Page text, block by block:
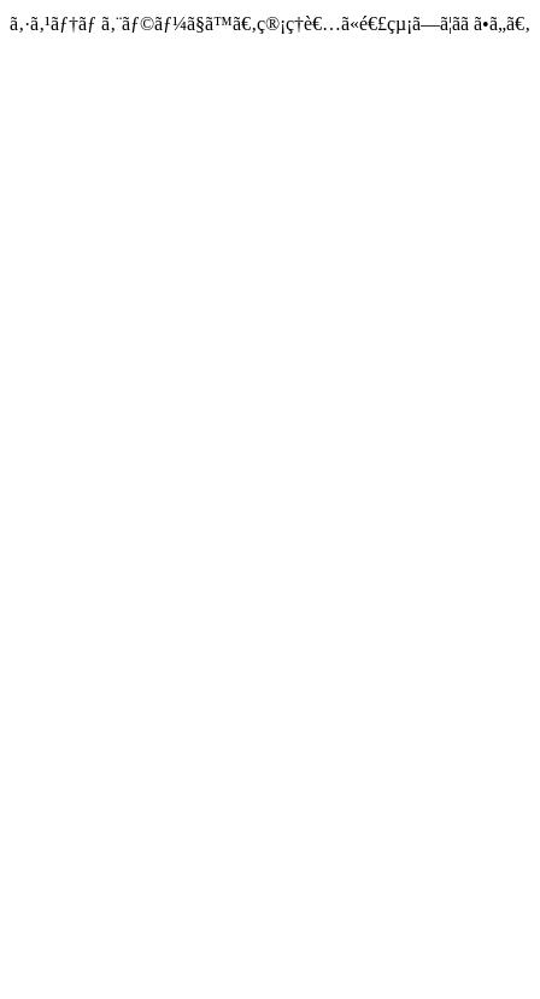
ã‚·ã‚¹ãƒ†ãƒ ã‚¨ãƒ©ãƒ¼ã§ã™ã€‚ç®¡ç†è€…ã«é€£çµ¡ã—ã¦ãã ã•ã„ã€‚